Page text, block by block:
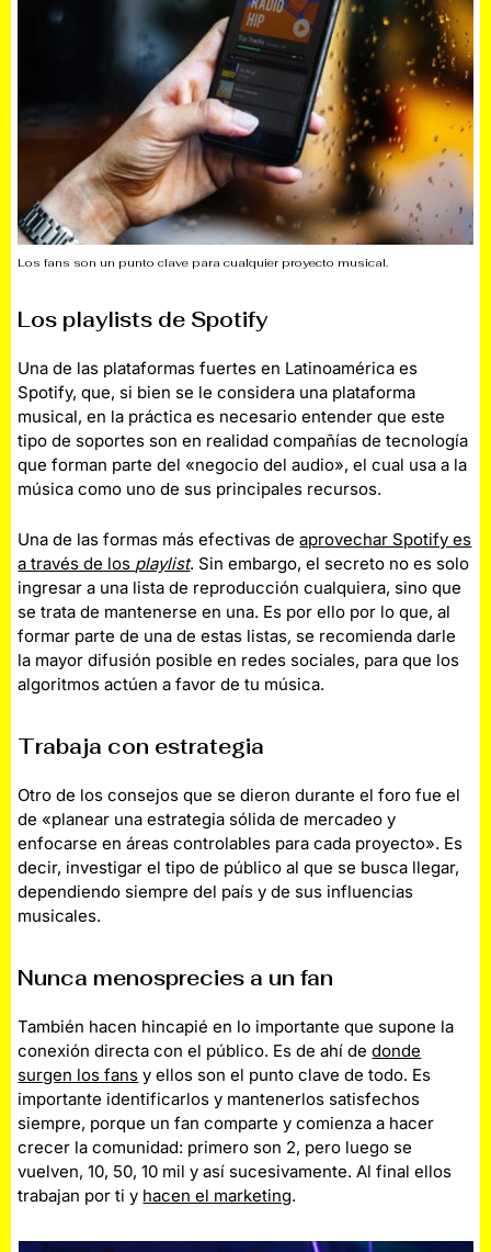
Los fans son un punto clave para cualquier proyecto musical.
Los playlists de Spotify
Una de las plataformas fuertes en Latinoamérica es
Spotify, que, si bien se le considera una plataforma
musical, en la práctica es necesario entender que este
tipo de soportes son en realidad compañías de tecnología
que forman parte del «negocio del audio», el cual usa a la
música como uno de sus principales recursos.
Una de las formas más efectivas deaprovechar Spotify es
a través de los playlist. Sin embargo, el secreto no es solo
ingresar a una lista de reproducción cualquiera, sino que
se trata de mantenerse en una. Es por ello por lo que, al
formar parte de una de estas listas, se recomienda darle
la mayor difusión posible en redes sociales, para que los
algoritmos actúen a favor de tu música.
Trabaja con estrategia
Otro de los consejos que se dieron durante el foro fue el
de «planear una estrategia sólida de mercadeo y
enfocarse en áreas controlables para cada proyecto». Es
decir, investigar el tipo de público al que se busca llegar,
dependiendo siempre del país y de sus influencias
musicales.
Nunca menosprecies a un fan
También hacen hincapié en lo importante que supone la
conexión directa con el público. Es de ahí dedonde
surgen los fans y ellos son el punto clave de todo. Es
importante identificarlos y mantenerlos satisfechos
siempre, porque un fan comparte y comienza a hacer
crecer la comunidad: primero son 2, pero luego se
vuelven, 10, 50, 10 mil y así sucesivamente. Al final ellos
trabajan por ti y hacen el marketing.